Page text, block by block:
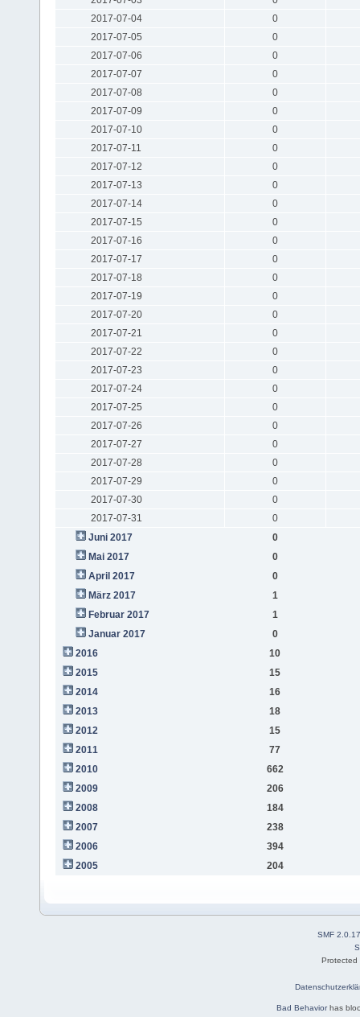
2017-07-04
0
2017-07-05
0
2017-07-06
0
2017-07-07
0
2017-07-08
0
2017-07-09
0
2017-07-10
0
2017-07-11
0
2017-07-12
0
2017-07-13
0
2017-07-14
0
2017-07-15
0
2017-07-16
0
2017-07-17
0
2017-07-18
0
2017-07-19
0
2017-07-20
0
2017-07-21
0
2017-07-22
0
2017-07-23
0
2017-07-24
0
2017-07-25
0
2017-07-26
0
2017-07-27
0
2017-07-28
0
2017-07-29
0
2017-07-30
0
2017-07-31
0
Juni 2017
0
Mai 2017
0
April 2017
0
März 2017
1
Februar 2017
1
Januar 2017
0
2016
10
2015
15
2014
16
2013
18
2012
15
2011
77
2010
662
2009
206
2008
184
2007
238
2006
394
2005
204
SMF 2.0.17
Bad Behaviorhas